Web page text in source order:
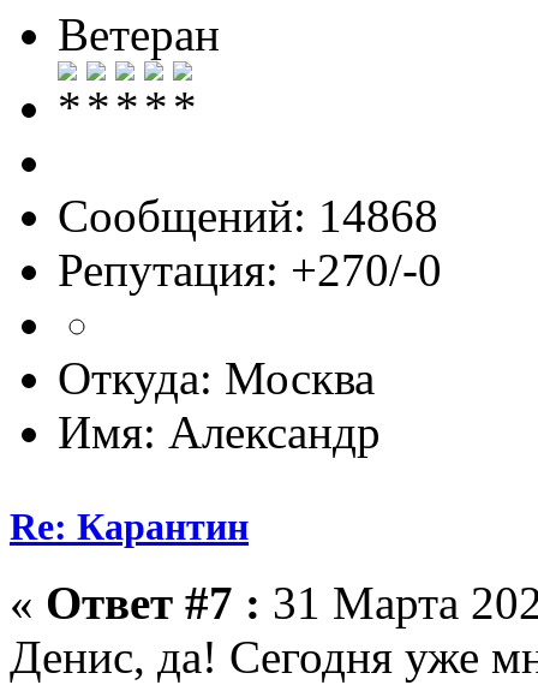
Ветеран
Сообщений: 14868
Репутация: +270/-0
Откуда: Москва
Имя: Александр
Re: Карантин
« Ответ #7 : 31 Марта
Денис, да! Сегодня уже